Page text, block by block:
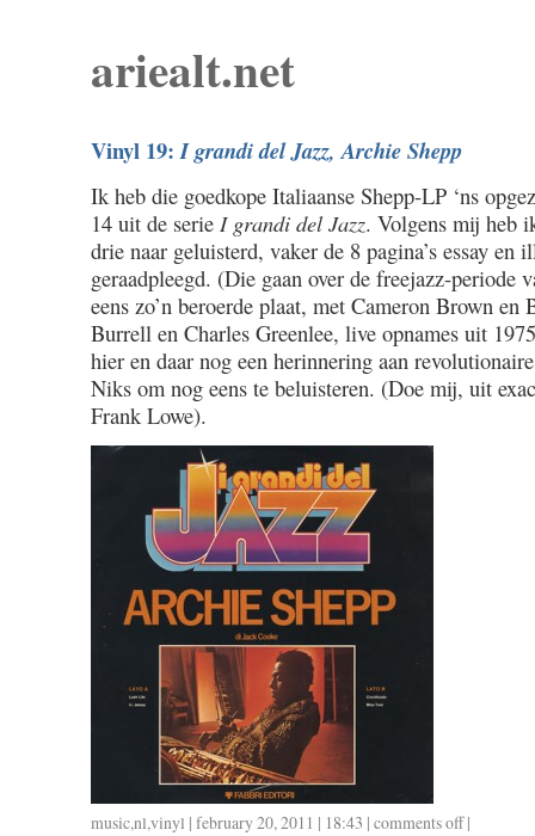
ariealt.net
Vinyl 19:I grandi del Jazz, Archie Shepp
Ik heb die goedkope Italiaanse Shepp-LP ‘ns
14 uit de serie I grandi del Jazz. Volgens mij heb
drie naar geluisterd, vaker de 8 pagina’s essay en
geraadpleegd. (Die gaan over de freejazz-periode
eens zo’n beroerde plaat, met Cameron Brown en
Burrell en Charles Greenlee, live opnames uit
hier en daar nog een herinnering aan
Niks om nog eens te beluisteren. (Doe mij, uit
Frank Lowe).
music,nl,vinyl | february 20, 2011 | 18:43 | comments offon
|